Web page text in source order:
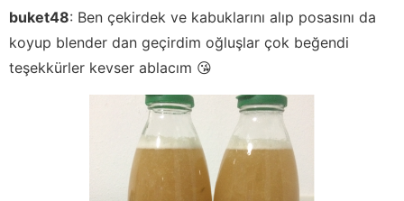
buket48: Ben çekirdek ve kabuklarını alıp posasını da
koyup blender dan geçirdim oğluşlar çok beğendi
teşekkürler kevser ablacım 😘